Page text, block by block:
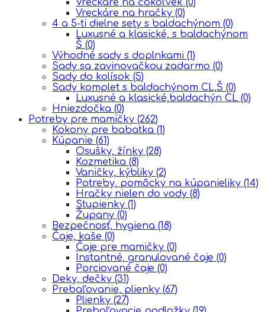
Vreckáre na čokoľvek (0)
Vreckáre na hračky (0)
4 a 5-ti dielne sety s baldachýnom (0)
Luxusné a klasické, s baldachýnom
Š (0)
Výhodné sady s doplnkami (1)
Sady sa zavinovačkou zadarmo (0)
Sady do kolísok (5)
Sady komplet s baldachýnom CL,Š (0)
Luxusné a klasické,baldachýn CL (0)
Hniezdočka (0)
Potreby pre mamičky (262)
Kokony pre babatka (1)
Kúpanie (61)
Osušky, žínky (28)
Kozmetika (8)
Vaničky, kýbliky (2)
Potreby, pomôcky na kúpanieliky (14)
Hračky nielen do vody (8)
Stupienky (1)
Župany (0)
Bezpečnosť, hygiena (18)
Čaje, kaše (0)
Čaje pre mamičky (0)
Instantné, granulované čaje (0)
Porciované čaje (0)
Deky, dečky (31)
Prebaľovanie, plienky (67)
Plienky (27)